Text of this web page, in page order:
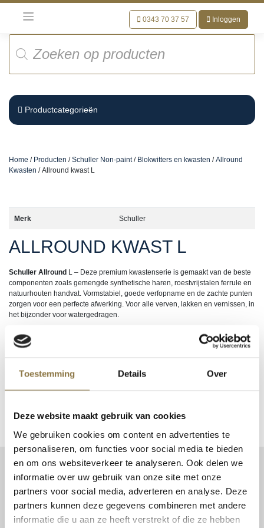
Toestemming Details Over
Deze website maakt gebruik van cookies
We gebruiken cookies om content en advertenties te
personaliseren, om functies voor social media te bieden
en om ons websiteverkeer te analyseren. Ook delen we
informatie over uw gebruik van onze site met onze
partners voor social media, adverteren en analyse. Deze
partners kunnen deze gegevens combineren met andere
informatie die u aan ze heeft verstrekt of die ze hebben
0343 70 37 57 Inloggen
Producten
Productcategorieën
Home / Producten /Schuller Non-paint/ Blokwitters en kwasten /Allround
Kwasten / Allround kwast L
Merk Schuller
ALLROUND KWAST L
Schuller Allround L – Deze premium kwastenserie is gemaakt van de beste
componenten zoals gemengde synthetische haren, roestvrijstalen ferrule en
natuurhouten handvat. Vormstabiel, goede verfopname en de zachte punten
zorgen voor een perfecte afwerking. Voor alle verven, lakken en vernissen, in
het bijzonder voor watergedragen.
Login om te kunnen bestellen of uw inkoopprijs te zien. Nog geen account?
EAN
9002588723839, 9002588723846, 9002588723853,
CONTACT
Patent Niveau BV
Haarbos 1
3953 HA Maarsbergen